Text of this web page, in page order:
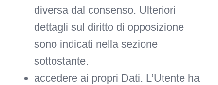
diversa dal consenso. Ulteriori
dettagli sul diritto di opposizione
sono indicati nella sezione
sottostante.
accedere ai propri Dati. L’Utente ha